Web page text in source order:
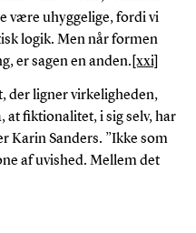
være uhyggelige, fordi vi
logik. Men når formen
er sagen en anden. [xxi]
der ligner virkeligheden,
at fiktionalitet, i sig selv, har
Karin Sanders. ”Ikke som
af uvished. Mellem det